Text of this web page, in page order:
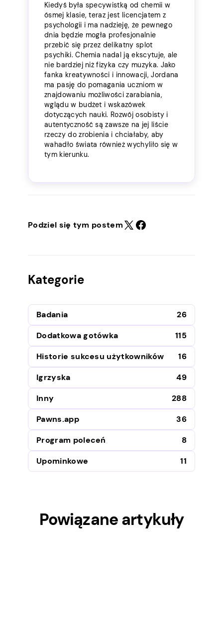
Kiedyś była specywistką od chemii w
ósmej klasie, teraz jest licencjatem z
psychologii i ma nadzieję, że pewnego
dnia będzie mogła profesjonalnie
przebić się przez delikatny splot
psychiki. Chemia nadal ją ekscytuje, ale
nie bardziej niż fizyka czy muzyka. Jako
fanka kreatywności i innowacji, Jordana
ma pasję do pomagania uczniom w
znajdowaniu możliwości zarabiania,
wglądu w budżet i wskazówek
dotyczących nauki. Rozwój osobisty i
autentyczność są zawsze na jej liście
rzeczy do zrobienia i chciałaby, aby
wahadło świata również wychyliło się w
tym kierunku.
Podziel się tym postem
Kategorie
Badania
26
Dodatkowa gotówka
115
Historie sukcesu użytkowników
16
Igrzyska
49
Inny
288
Pawns.app
36
Program poleceń
8
Upominkowe
11
Powiązane artykuły